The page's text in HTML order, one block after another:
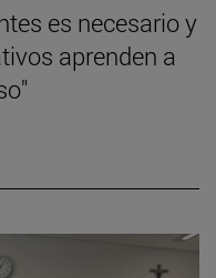
es necesario y
aprenden a